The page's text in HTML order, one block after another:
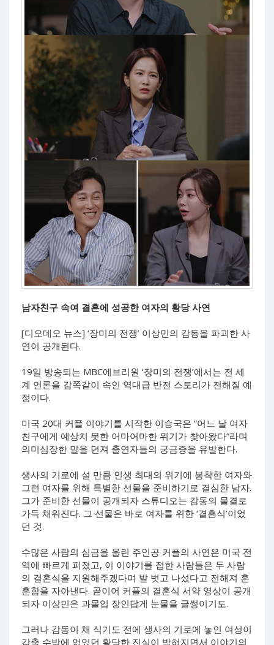
남자친구 속여 결혼에 성공한 여자의 황당 사연
[디오데오 뉴스] ‘장미의 전쟁’ 이상민의 감동을 파괴한 사
연이 공개된다.
19일 방송되는 MBC에브리원 ‘장미의 전쟁’에서는 전 세
계 언론을 감쪽같이 속인 역대급 반전 스토리가 전해질 예
정이다.
미국 20대 커플 이야기를 시작한 이승국은 “어느 날 여자
친구에게 예상치 못한 어마어마한 위기가 찾아왔다”라며
의미심장한 말을 던져 출연자들의 궁금증을 유발한다.
생사의 기로에 설 만큼 인생 최대의 위기에 봉착한 여자와
그런 여자를 위해 특별한 선물을 준비하기로 결심한 남자.
그가 준비한 선물이 공개되자 스튜디오는 감동의 물결로
가득 채워진다. 그 선물은 바로 여자를 위한 ‘결혼식’이었
던 것.
수많은 사람의 심금을 울린 주인공 커플의 사연은 미국 전
역에 빠르게 퍼졌고, 이 이야기를 접한 사람들은 두 사람
의 결혼식을 지원해주겠다며 발 벗고 나섰다고 전해져 훈
훈함을 자아낸다. 곧이어 커플의 결혼식 서약 영상이 공개
되자 이상민은 과몰입 장인답게 눈물을 글썽이기도.
그러나 감동이 채 식기도 전에 생사의 기로에 놓인 여성이
감출 수밖에 없었던 황당한 진실이 밝혀지면서 이야기의